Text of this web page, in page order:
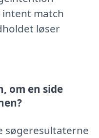
match
løser
om en side
søgeresultaterne